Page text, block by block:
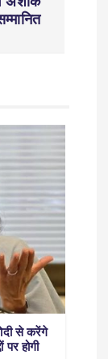
से करेंगे
पर होगी